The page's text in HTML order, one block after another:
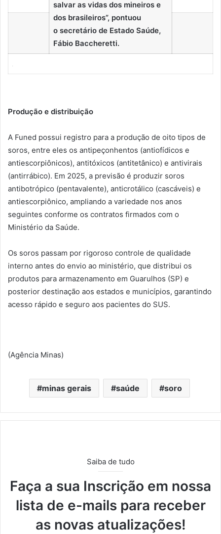
salvar as vidas dos mineiros e
dos brasileiros”, pontuou
o secretário de Estado Saúde,
Fábio Baccheretti.
Produção e distribuição
A Funed possui registro para a produção de oito tipos de
soros, entre eles os antipeçonhentos (antiofídicos e
antiescorpiônicos), antitóxicos (antitetânico) e antivirais
(antirrábico). Em 2025, a previsão é produzir soros
antibotrópico (pentavalente), anticrotálico (cascáveis) e
antiescorpiônico, ampliando a variedade nos anos
seguintes conforme os contratos firmados com o
Ministério da Saúde.
Os soros passam por rigoroso controle de qualidade
interno antes do envio ao ministério, que distribui os
produtos para armazenamento em Guarulhos (SP) e
posterior destinação aos estados e municípios, garantindo
acesso rápido e seguro aos pacientes do SUS.
(Agência Minas)
minas gerais saúde soro
Saiba de tudo
Faça a sua Inscrição em nossa
lista de e-mails para receber
as novas atualizações!